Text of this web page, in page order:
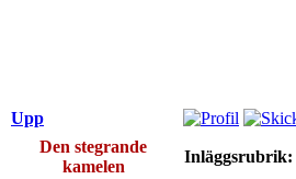
Upp
Den stegrande
kamelen
Inläggsrubrik: